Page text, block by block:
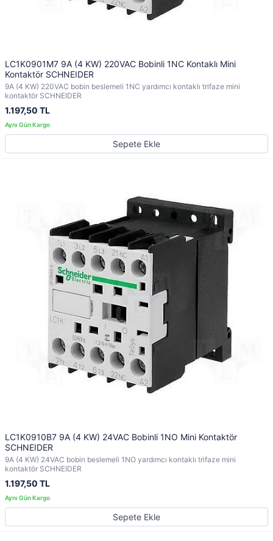
LC1K0901M7 9A (4 KW) 220VAC Bobinli 1NC Kontaklı Mini
Kontaktör SCHNEIDER
9A (4 KW) 220VAC bobin beslemeli 1NC yardımcı kontaklı trifaze mini
kontaktör SCHNEIDER
1.197,50 TL
Sepete Ekle
LC1K0910B7 9A (4 KW) 24VAC Bobinli 1NO Mini Kontaktör
SCHNEIDER
9A (4 KW) 24VAC bobin beslemeli 1NO yardımcı kontaklı trifaze mini
kontaktör SCHNEIDER
1.197,50 TL
Sepete Ekle